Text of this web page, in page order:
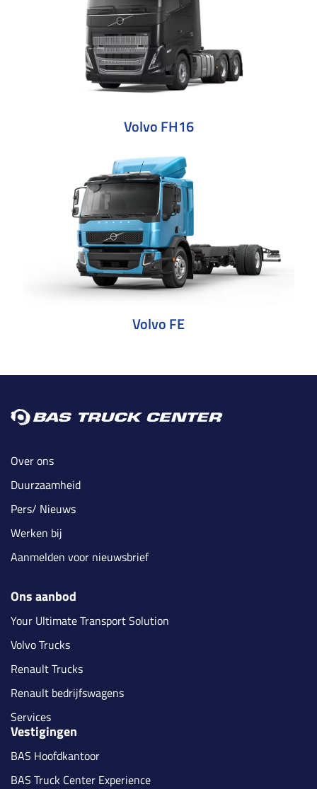
Volvo FH16
Volvo FE
Over ons
Duurzaamheid
Pers/ Nieuws
Werken bij
Aanmelden voor nieuwsbrief
Ons aanbod
Your Ultimate Transport Solution
Volvo Trucks
Renault Trucks
Renault bedrijfswagens
Services
Vestigingen
BAS Hoofdkantoor
BAS Truck Center Experience